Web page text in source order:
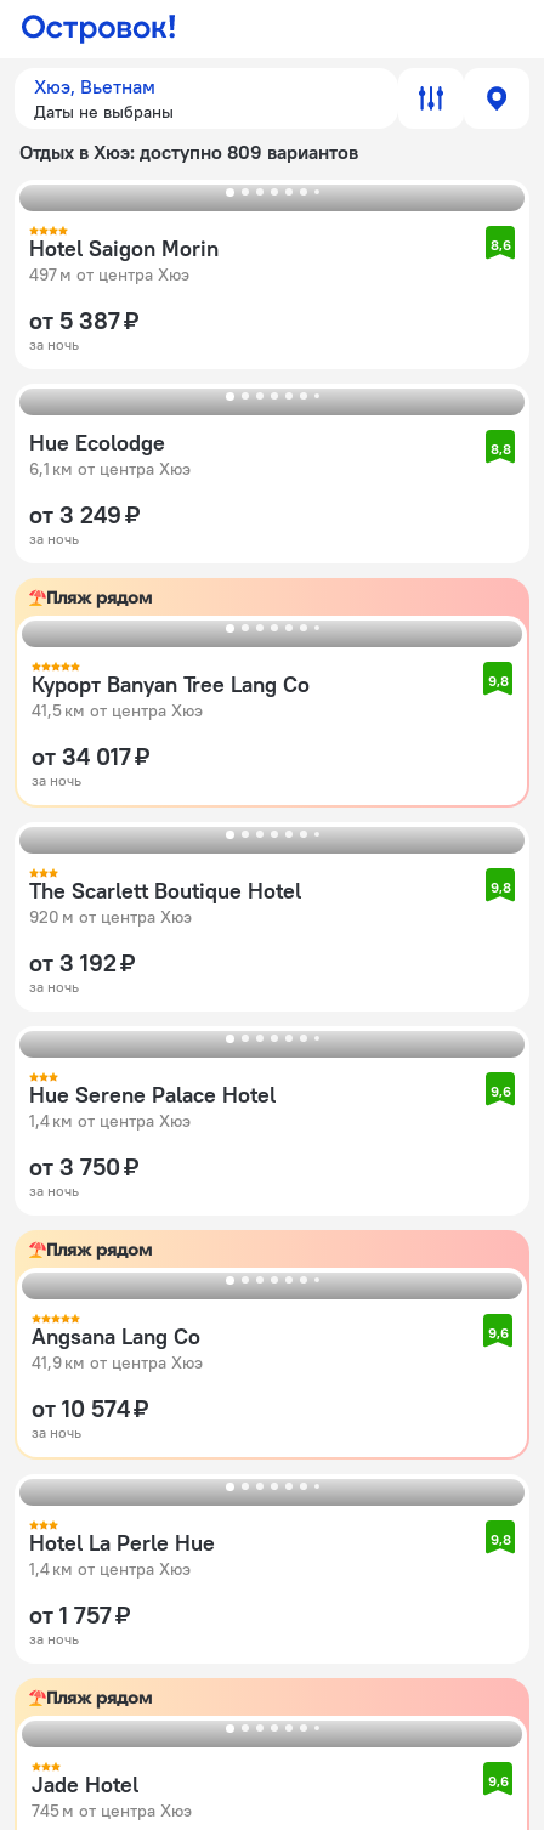
Хюэ, Вьетнам
Даты не выбраны
Отдых в Хюэ: доступно 809 вариантов
Hotel Saigon Morin
497 м от центра Хюэ
8,6
от 5 387 ₽
за ночь
Hue Ecolodge
6,1 км от центра Хюэ
8,8
от 3 249 ₽
за ночь
Пляж рядом
Курорт Banyan Tree Lang Co
41,5 км от центра Хюэ
9,8
от 34 017 ₽
за ночь
The Scarlett Boutique Hotel
920 м от центра Хюэ
9,8
от 3 192 ₽
за ночь
Hue Serene Palace Hotel
1,4 км от центра Хюэ
9,6
от 3 750 ₽
за ночь
Пляж рядом
Angsana Lang Co
41,9 км от центра Хюэ
9,6
от 10 574 ₽
за ночь
Hotel La Perle Hue
1,4 км от центра Хюэ
9,8
от 1 757 ₽
за ночь
Пляж рядом
Jade Hotel
745 м от центра Хюэ
9,6